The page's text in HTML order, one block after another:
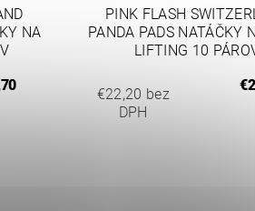
NA
PINK FLASH
PANDA PADS NATÁČKY
LIFTING 10
€22,20 bez
DPH